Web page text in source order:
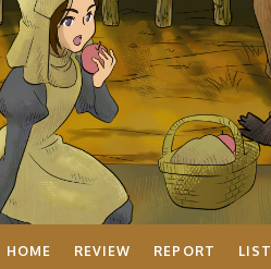
HOME REVIEW REPORT LIST